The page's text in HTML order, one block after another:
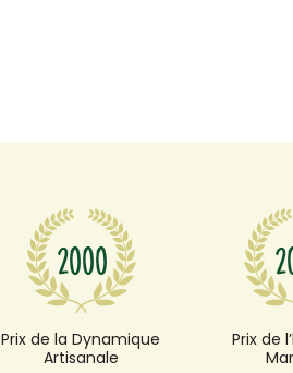
Prix de la Dynamique
Artisanale
Prix de